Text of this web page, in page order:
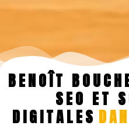
BENOÎT
SEO ET
DIGITALES